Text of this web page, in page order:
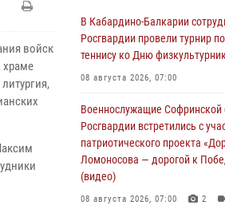
войск
храме
В Кабардино-Балкарии
Росгвардии провели турнир
теннису ко Дню
08 августа 2026, 07:00
Военнослужащие Софринской
Росгвардии встретились с
патриотического проекта
Ломоносова — дорогой к
(видео)
08 августа 2026, 07:00 2